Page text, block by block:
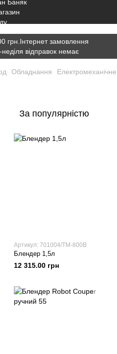
K7JWBM2W');
грн.Інтернет замовлення
відправок немає
Обладнання
За популярністю
Артикул: 701004/TM-800В
Блендер 1,5л
12 315.00 грн